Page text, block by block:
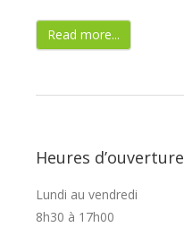
Read more...
Heures d’ouverture
Lundi au vendredi
8h30 à 17h00